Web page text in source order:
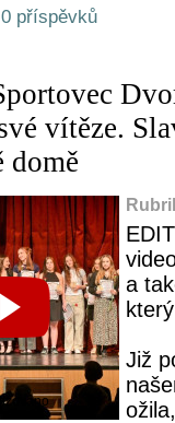
příspěvků
vítěze.
domě
a
Již